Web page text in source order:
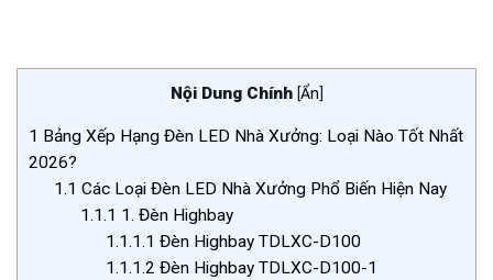
Nội Dung Chính [Ẩn]
1 Bảng Xếp Hạng Đèn LED Nhà Xưởng: Loại Nào Tốt Nhất
2026?
1.1 Các Loại Đèn LED Nhà Xưởng Phổ Biến Hiện Nay
1.1.1 1. Đèn Highbay
1.1.1.1 Đèn Highbay TDLXC-D100
1.1.1.2 Đèn Highbay TDLXC-D100-1